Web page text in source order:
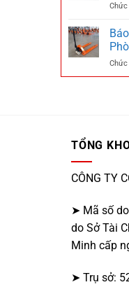
TỔNG
CÔNG TY
➤ Mã số
do Sở Tài
Minh cấp
➤ Trụ sở: